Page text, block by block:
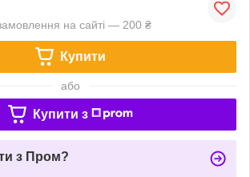
на сайті — 200 ₴
Купити
або
Купити з
з Пром?